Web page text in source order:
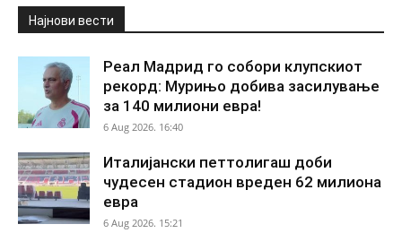
Најнови вести
Реал Мадрид го собори клупскиот
рекорд: Мурињо добива засилување
за 140 милиони евра!
6 Aug 2026. 16:40
Италијански петтолигаш доби
чудесен стадион вреден 62 милиона
евра
6 Aug 2026. 15:21